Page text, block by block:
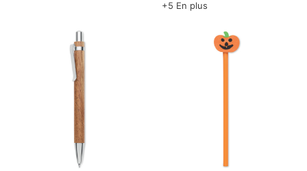
+5 En plus